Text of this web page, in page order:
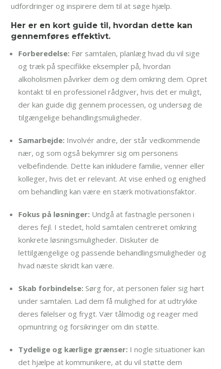
udfordringer og inspirere dem til at søge hjælp.
Her er en kort guide til, hvordan dette kan
gennemføres effektivt.
Forberedelse: Før samtalen, planlæg hvad du vil sige
og træk på specifikke eksempler på, hvordan
alkoholismen påvirker dem og dem omkring dem. Opret
kontakt til en professionel rådgiver, hvis det er muligt,
der kan guide dig gennem processen, og undersøg de
tilgængelige behandlingsmuligheder.
Samarbejde: Involvér andre, der står vedkommende
nær, og som også bekymrer sig om personens
velbefindende. Dette kan inkludere familie, venner eller
kolleger, hvis det er relevant. At vise enhed og enighed
om behandling kan være en stærk motivationsfaktor.
Fokus på løsninger: Undgå at fastnagle personen i
deres fejl. I stedet, hold samtalen centreret omkring
konkrete løsningsmuligheder. Diskuter de
lettilgængelige og passende behandlingsmuligheder og
hvad næste skridt kan være.
Skab forbindelse: Sørg for, at personen føler sig hørt
under samtalen. Lad dem få mulighed for at udtrykke
deres følelser og frygt. Vær tålmodig og reager med
opmuntring og forsikringer om din støtte.
Tydelige og kærlige grænser: I nogle situationer kan
det hjælpe at kommunikere, at du vil støtte dem